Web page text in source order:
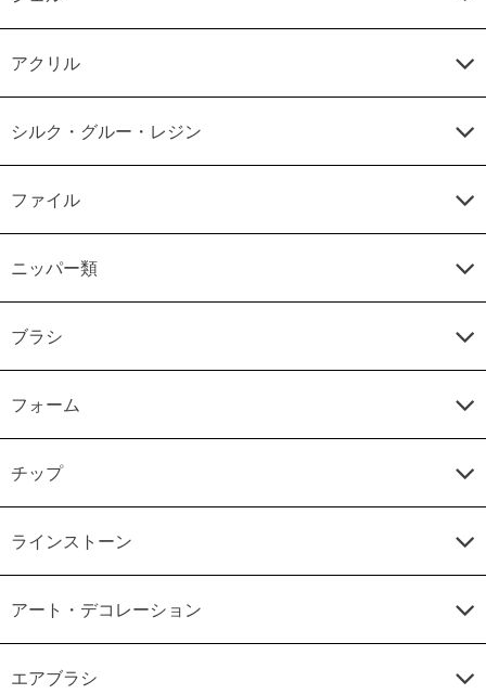
アクリル
シルク・グルー・レジン
ファイル
ニッパー類
ブラシ
フォーム
チップ
ラインストーン
アート・デコレーション
エアブラシ